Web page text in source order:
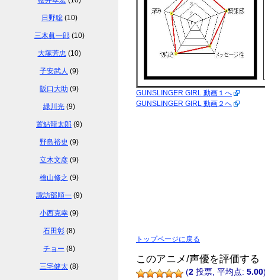
GUNSLINGER GIRL 動画１へ
GUNSLINGER GIRL 動画２へ
トップページに戻る
このアニメ/声優を評価する
(2 投票, 平均点: 5.00
日野聡(10)
三木眞一郎(10)
大塚芳忠 (10)
子安武人 (9)
阪口大助 (9)
緑川光 (9)
置鮎龍太郎 (9)
野島裕史 (9)
立木文彦 (9)
檜山修之 (9)
諏訪部順一 (9)
小西克幸 (9)
石田彰 (8)
チョー (8)
三宅健太 (8)